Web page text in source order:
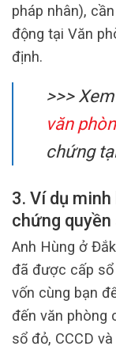
pháp nhân),
động tại Văn
định.
>>>
văn
chứng
3. Ví dụ
chứng
Anh Hùng ở
đã được cấp
vốn cùng bạn
đến văn phòng
sổ đỏ, CCCD